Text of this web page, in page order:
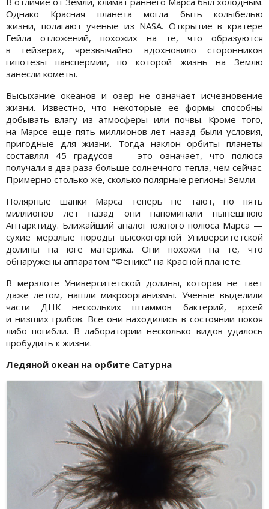
Однако Красная планета могла быть колыбелью
жизни, полагают ученые из NASA. Открытие в кратере
Гейла отложений, похожих на те, что образуются
в гейзерах, чрезвычайно вдохновило сторонников
гипотезы панспермии, по которой жизнь на Землю
занесли кометы.
Высыхание океанов и озер не означает исчезновение
жизни. Известно, что некоторые ее формы способны
добывать влагу из атмосферы или почвы. Кроме того,
на Марсе еще пять миллионов лет назад были условия,
пригодные для жизни. Тогда наклон орбиты планеты
составлял 45 градусов — это означает, что полюса
получали в два раза больше солнечного тепла, чем сейчас.
Примерно столько же, сколько полярные регионы Земли.
Полярные шапки Марса теперь не тают, но пять
миллионов лет назад они напоминали нынешнюю
Антарктиду. Ближайший аналог южного полюса Марса —
сухие мерзлые породы высокогорной Университетской
долины на юге материка. Они похожи на те, что
обнаружены аппаратом "Феникс" на Красной планете.
В мерзлоте Университетской долины, которая не тает
даже летом, нашли микроорганизмы. Ученые выделили
части ДНК нескольких штаммов бактерий, архей
и низших грибов. Все они находились в состоянии покоя
либо погибли. В лаборатории несколько видов удалось
пробудить к жизни.
Ледяной океан на орбите Сатурна